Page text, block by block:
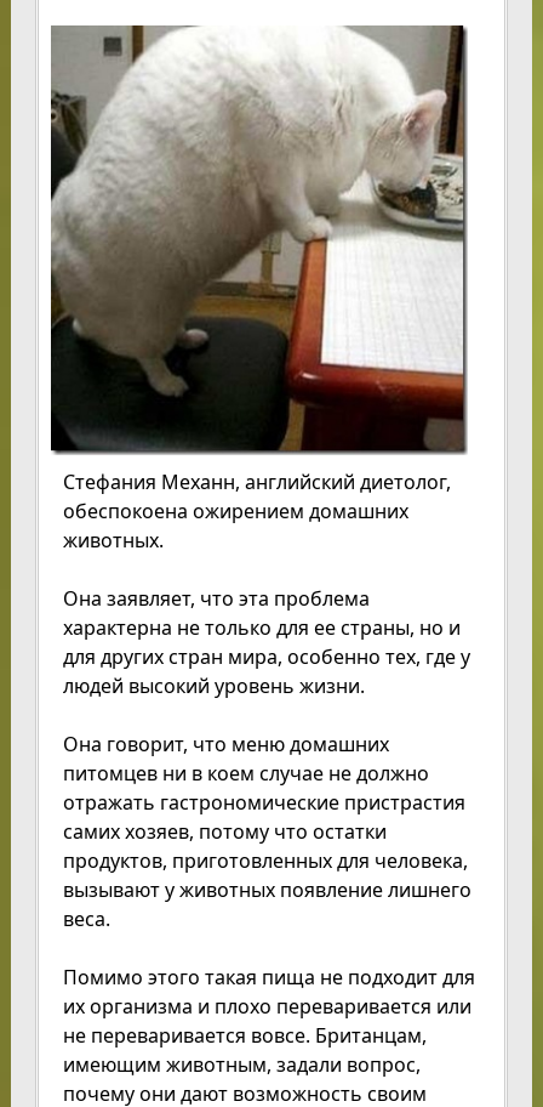
Стефания Механн, английский диетолог,
обеспокоена ожирением домашних
животных.
Она заявляет, что эта проблема
характерна не только для ее страны, но и
для других стран мира, особенно тех, где у
людей высокий уровень жизни.
Она говорит, что меню домашних
питомцев ни в коем случае не должно
отражать гастрономические пристрастия
самих хозяев, потому что остатки
продуктов, приготовленных для человека,
вызывают у животных появление лишнего
веса.
Помимо этого такая пища не подходит для
их организма и плохо переваривается или
не переваривается вовсе. Британцам,
имеющим животным, задали вопрос,
почему они дают возможность своим